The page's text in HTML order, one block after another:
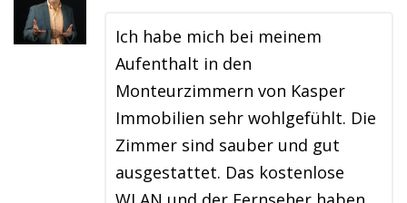
Ich habe mich bei meinem
Aufenthalt in den
Monteurzimmern von Kasper
Immobilien sehr wohlgefühlt. Die
Zimmer sind sauber und gut
ausgestattet. Das kostenlose